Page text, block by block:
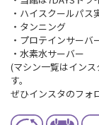
・ハイスクールパス
・タンニング
・プロテインサーバ
・水素水サーバー
(マシン一覧はイン
す。
ぜひインスタのフォ